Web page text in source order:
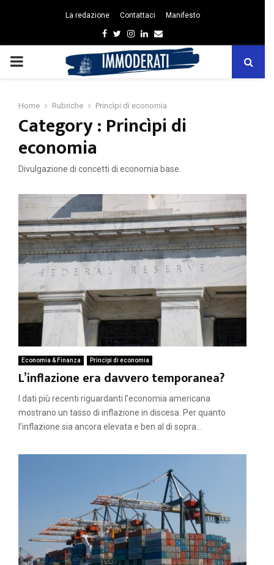
La redazione Contattaci Manifesto
Facebook
Twitter
Instagram
Linkedin
Email
PRIMARY
Home Rubriche Princìpi di economia
Category : Princìpi di
economia
Divulgazione di concetti di economia base.
Economia & Finanza Princìpi di economia
L’inflazione era davvero temporanea?
I dati più recenti riguardanti l’economia americana
mostrano un tasso di inflazione in discesa. Per quanto
l’inflazione sia ancora elevata e ben al di sopra...